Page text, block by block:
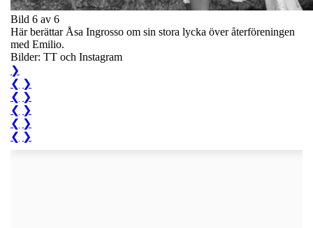
Bild 6 av 6
Här berättar Åsa Ingrosso om sin stora lycka över återföreningen
med Emilio.
Bilder: TT och Instagram
❯
❮ ❯
❮ ❯
❮ ❯
❮ ❯
❮ ❯